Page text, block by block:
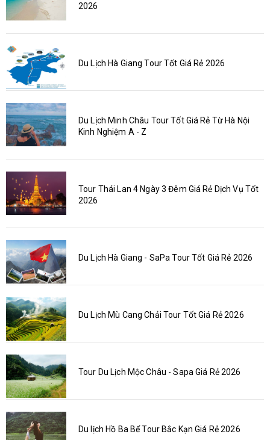
2026
Du Lịch Hà Giang Tour Tốt Giá Rẻ 2026
Du Lịch Minh Châu Tour Tốt Giá Rẻ Từ Hà Nội
Kinh Nghiệm A - Z
Tour Thái Lan 4 Ngày 3 Đêm Giá Rẻ Dịch Vụ Tốt
2026
Du Lịch Hà Giang - SaPa Tour Tốt Giá Rẻ 2026
Du Lịch Mù Cang Chải Tour Tốt Giá Rẻ 2026
Tour Du Lịch Mộc Châu - Sapa Giá Rẻ 2026
Du lịch Hồ Ba Bể Tour Bắc Kạn Giá Rẻ 2026